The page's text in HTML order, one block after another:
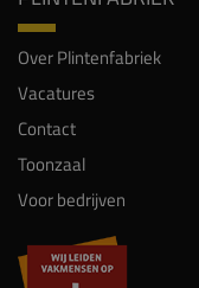
Over Plintenfabriek
Vacatures
Contact
Toonzaal
Voor bedrijven